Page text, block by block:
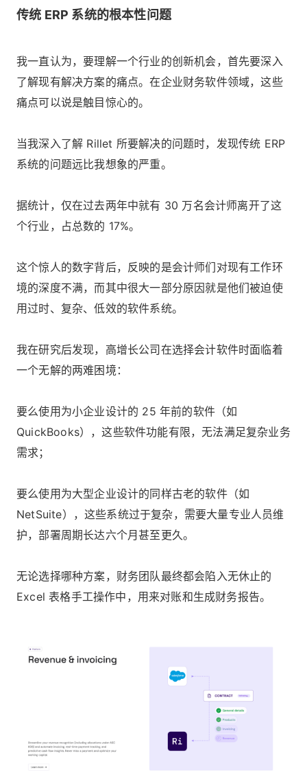
传统 ERP 系统的根本性问题
我一直认为，要理解一个行业的创新机会，首先要深入
了解现有解决方案的痛点。在企业财务软件领域，这些
痛点可以说是触目惊心的。
当我深入了解 Rillet 所要解决的问题时，发现传统 ERP
系统的问题远比我想象的严重。
据统计，仅在过去两年中就有 30 万名会计师离开了这
个行业，占总数的 17%。
这个惊人的数字背后，反映的是会计师们对现有工作环
境的深度不满，而其中很大一部分原因就是他们被迫使
用过时、复杂、低效的软件系统。
我在研究后发现，高增长公司在选择会计软件时面临着
一个无解的两难困境：
要么使用为小企业设计的 25 年前的软件（如
QuickBooks），这些软件功能有限，无法满足复杂业务
需求；
要么使用为大型企业设计的同样古老的软件（如
NetSuite），这些系统过于复杂，需要大量专业人员维
护，部署周期长达六个月甚至更久。
无论选择哪种方案，财务团队最终都会陷入无休止的
Excel 表格手工操作中，用来对账和生成财务报告。